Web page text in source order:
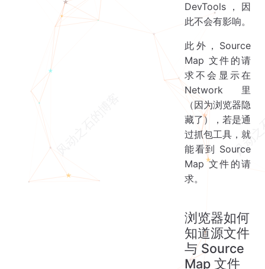
DevTools，因
此不会有影响。
此外，Source
Map 文件的请
求不会显示在
Network 里
（因为浏览器隐
藏了），若是通
过抓包工具，就
能看到 Source
Map 文件的请
求。
浏览器如何
知道源文件
与 Source
Map 文件